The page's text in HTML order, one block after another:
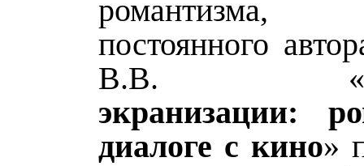
постоянного
В.В. «
экранизации:
диалоге с кино»